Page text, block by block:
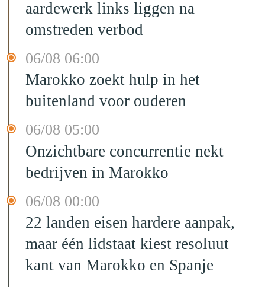
aardewerk links liggen na
omstreden verbod
06/08 06:00
Marokko zoekt hulp in het
buitenland voor ouderen
06/08 05:00
Onzichtbare concurrentie nekt
bedrijven in Marokko
06/08 00:00
22 landen eisen hardere aanpak,
maar één lidstaat kiest resoluut
kant van Marokko en Spanje